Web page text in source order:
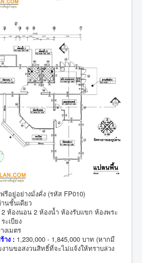
รีอยู่อย่างมั่งคั่ง (รหัส FP010)
นชั้นเดียว
2 ห้องนอน 2 ห้องน้ำ ห้องรับแขก ห้องพระ
ะเบียง
งเมตร
าง : 1,230,000 - 1,845,000 บาท (หากมี
านขอสงวนสิทธิ์ที่จะไม่แจ้งให้ทราบล่วง